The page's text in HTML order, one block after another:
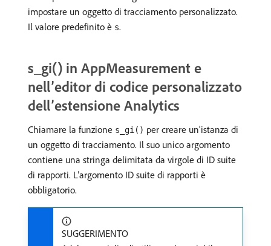
impostare un oggetto di tracciamento personalizzato.
Il valore predefinito è s.
s_gi() in AppMeasurement e
nell’editor di codice personalizzato
dell’estensione Analytics
Chiamare la funzione s_gi() per creare un'istanza di
un oggetto di tracciamento. Il suo unico argomento
contiene una stringa delimitata da virgole di ID suite
di rapporti. L’argomento ID suite di rapporti è
obbligatorio.
SUGGERIMENTO